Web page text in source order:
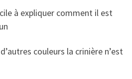
à expliquer comment il est
couleurs la crinière n’est